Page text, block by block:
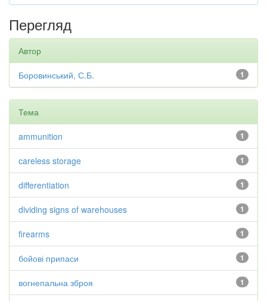
Перегляд
Автор
1
Боровинський, С.Б.
Тема
1
ammunition
1
careless storage
1
differentiation
1
dividing signs of warehouses
1
firearms
1
бойові припаси
1
вогнепальна зброя